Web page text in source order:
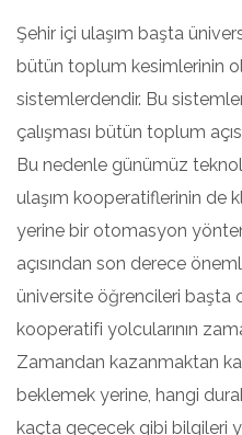
Şehir içi ulaşım başta
bütün toplum kesimlerinin
sistemlerdendir. Bu
çalışması bütün toplum
Bu nedenle günümüz
ulaşım kooperatiflerinin de
yerine bir otomasyon
açısından son derece
üniversite öğrencileri başta
kooperatifi yolcularının
Zamandan kazanmaktan
beklemek yerine, hangi
kaçta geçecek gibi bilgileri